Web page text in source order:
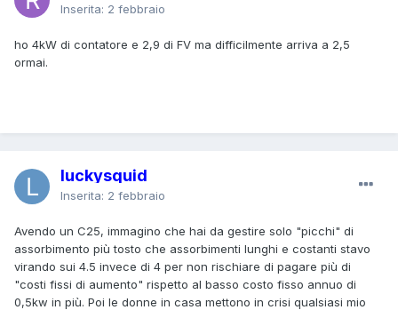
Inserita: 2 febbraio
ho 4kW di contatore e 2,9 di FV ma difficilmente arriva a 2,5
ormai.
luckysquid
Inserita: 2 febbraio
Avendo un C25, immagino che hai da gestire solo "picchi" di
assorbimento più tosto che assorbimenti lunghi e costanti stavo
virando sui 4.5 invece di 4 per non rischiare di pagare più di
"costi fissi di aumento" rispetto al basso costo fisso annuo di
0,5kw in più. Poi le donne in casa mettono in crisi qualsiasi mio